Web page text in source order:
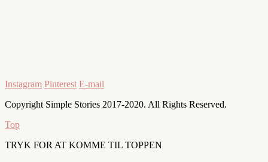
Instagram Pinterest E-mail
Copyright Simple Stories 2017-2020. All Rights Reserved.
Top
TRYK FOR AT KOMME TIL TOPPEN